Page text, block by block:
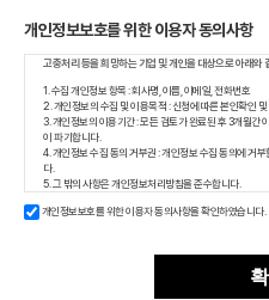
개인정보보호를 위한 이용자 동의사항
고충처리 등을 희망하는 기업 및 개인을 대상으로 아래와
1. 수집 개인정보 항목 : 회사명, 이름, 이메일, 전화번호
2. 개인정보의 수집 및 이용목적 : 신청에 따른 본인확인
3. 개인정보의 이용기간 : 모든 검토가 완료된 후 3개월간
이 파기합니다.
4. 개인정보 수집 동의 거부권 : 개인정보 수집 동의에 거
다.
5. 그 밖의 사항은 개인정보처리방침을 준수합니다.
개인정보보호를 위한 이용자 동의사항을 확인하였습니다.